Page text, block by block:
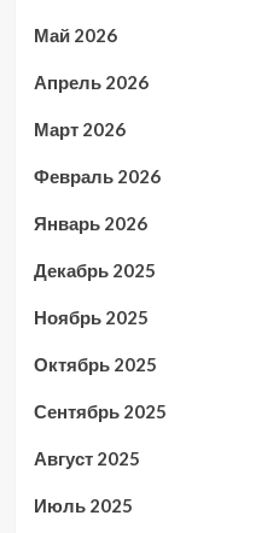
Май 2026
Апрель 2026
Март 2026
Февраль 2026
Январь 2026
Декабрь 2025
Ноябрь 2025
Октябрь 2025
Сентябрь 2025
Август 2025
Июль 2025